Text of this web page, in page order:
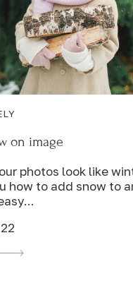
on image
photos look like
how to add snow to